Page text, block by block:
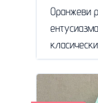
Оранжеви